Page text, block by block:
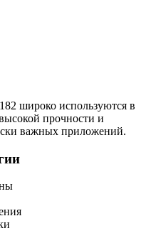
широко используются в
прочности и
важных приложений.